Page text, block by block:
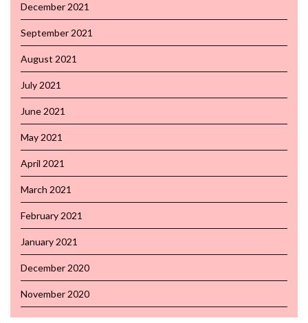
December 2021
September 2021
August 2021
July 2021
June 2021
May 2021
April 2021
March 2021
February 2021
January 2021
December 2020
November 2020